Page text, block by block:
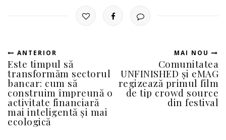
ANTERIOR
Este timpul să
transformăm sectorul
bancar: cum să
construim împreună o
activitate financiară
mai inteligentă și mai
ecologică
MAI NOU
Comunitatea
UNFINISHED și eMAG
regizează primul film
de tip crowd source
din festival